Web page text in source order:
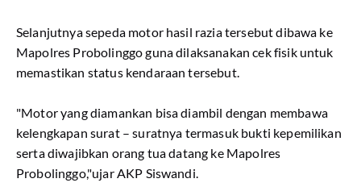
Selanjutnya sepeda motor hasil razia tersebut dibawa ke
Mapolres Probolinggo guna dilaksanakan cek fisik untuk
memastikan status kendaraan tersebut.
"Motor yang diamankan bisa diambil dengan membawa
kelengkapan surat – suratnya termasuk bukti kepemilikan
serta diwajibkan orang tua datang ke Mapolres
Probolinggo,"ujar AKP Siswandi.